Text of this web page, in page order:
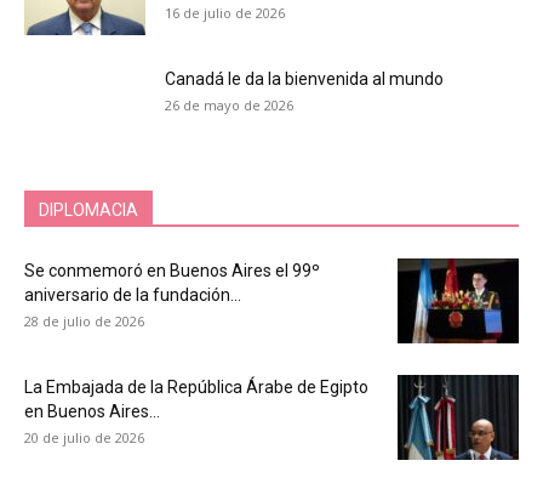
16 de julio de 2026
Canadá le da la bienvenida al mundo
26 de mayo de 2026
DIPLOMACIA
Se conmemoró en Buenos Aires el 99º
aniversario de la fundación...
28 de julio de 2026
La Embajada de la República Árabe de Egipto
en Buenos Aires...
20 de julio de 2026